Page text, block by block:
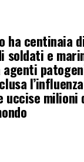
ha centinaia
soldati e
uccise milioni